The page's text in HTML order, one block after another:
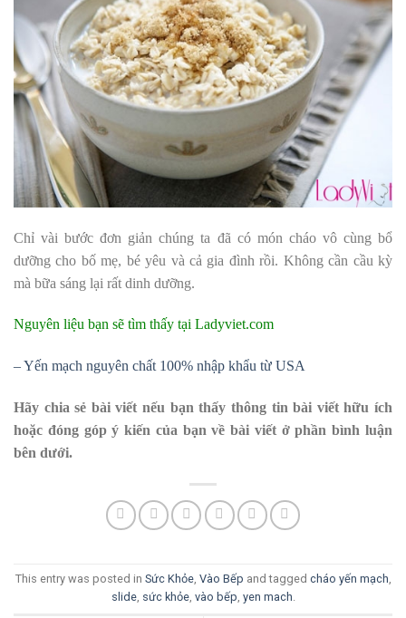
Chỉ vài bước đơn giản chúng ta đã có món cháo vô cùng bổ
dưỡng cho bố mẹ, bé yêu và cả gia đình rồi. Không cần cầu kỳ
mà bữa sáng lại rất dinh dưỡng.
Nguyên liệu bạn sẽ tìm thấy tại Ladyviet.com
– Yến mạch nguyên chất 100% nhập khẩu từ USA
Hãy chia sẻ bài viết nếu bạn thấy thông tin bài viết hữu ích
hoặc đóng góp ý kiến của bạn về bài viết ở phần bình luận
bên dưới.
This entry was posted in Sức Khỏe, Vào Bếp and tagged cháo yến mạch,
slide, sức khỏe, vào bếp, yen mach.